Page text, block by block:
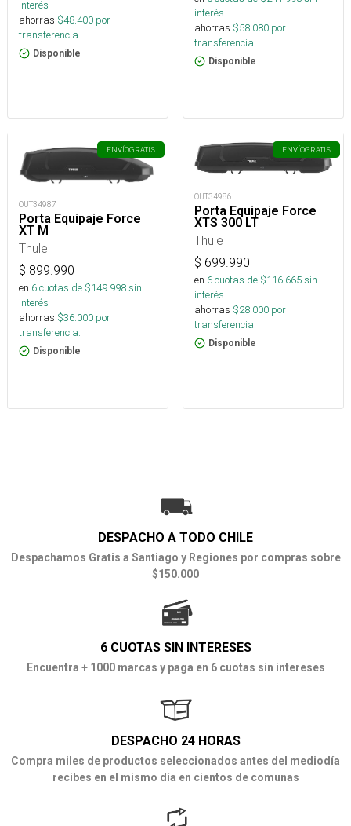
interés
ahorras $48.400 por
transferencia.
Disponible
interés
ahorras $58.080 por
transferencia.
Disponible
ENVÍOGRATIS
OUT34987
Porta Equipaje Force
XT M
Thule
$ 899.990
en 6cuotas de $149.998sin
interés
ahorras $36.000 por
transferencia.
Disponible
ENVÍOGRATIS
OUT34986
Porta Equipaje Force
XTS 300 LT
Thule
$ 699.990
en 6cuotas de $116.665sin
interés
ahorras $28.000 por
transferencia.
Disponible
DESPACHO A TODO CHILE
Despachamos Gratis a Santiago y Regiones por compras sobre
$150.000
6 CUOTAS SIN INTERESES
Encuentra + 1000 marcas y paga en 6 cuotas sin intereses
DESPACHO 24 HORAS
Compra miles de productos seleccionados antes del mediodía
recibes en el mismo día en cientos de comunas